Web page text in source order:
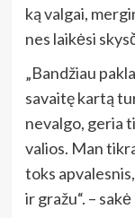
ką valgai,
nes laikėsi
„Bandžiau
savaitę kartą
nevalgo, geria
valios. Man
toks
ir gražu“. –